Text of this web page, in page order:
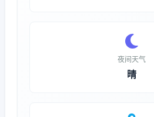
夜间天气
晴